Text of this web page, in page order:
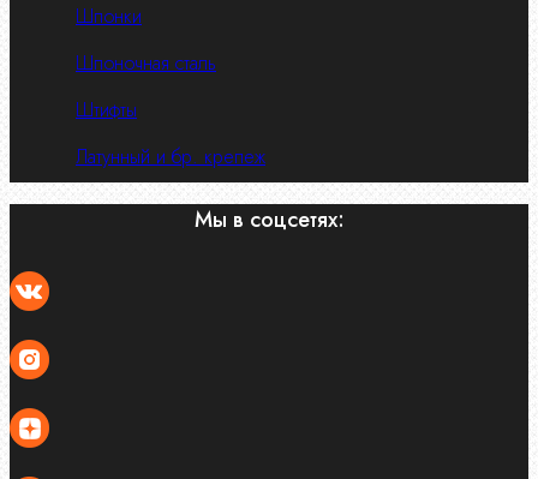
Шпонки
Шпоночная сталь
Штифты
Латунный и бр. крепеж
Мы в соцсетях: